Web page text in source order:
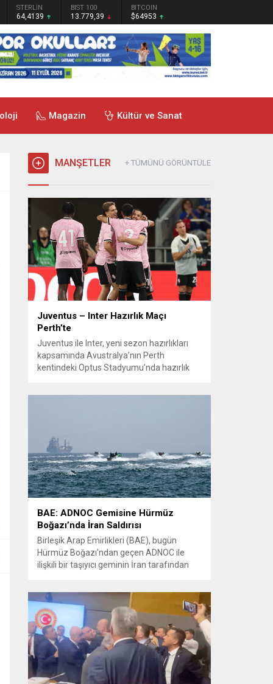
STERLİN
64,4139
BIST 100
13.779,39
BITCOIN
$64953
Magazin Kültür ve Sanat
MANŞETLER + TÜMÜNÜ GÖRÜNTÜLE
Juventus – Inter Hazırlık Maçı
Perth’te
Juventus ile Inter, yeni sezon hazırlıkları
kapsamında Avustralya’nın Perth
kentindeki Optus Stadyumu’nda hazırlık
Türk futbolcu sahada yer aldı: Juventus’ta
Kenan Yıldız ilk 11’de görev alırken,...
BAE: ADNOC Gemisine Hürmüz
Boğazı’nda İran Saldırısı
Birleşik Arap Emirlikleri (BAE), bugün
Hürmüz Boğazı’ndan geçen ADNOC ile
ilişkili bir taşıyıcı geminin İran tarafından
bildirirken saldırıyı kınadı ve Tahran’ı
korsanlıkla suçladı. WAM ajansının
aktardığı ilk açıklamada, ADNOC’a ait bir
geminin sabah saatlerinde hedef alındığı
belirtildi; ilerleyen dakikalarda ise BAE...